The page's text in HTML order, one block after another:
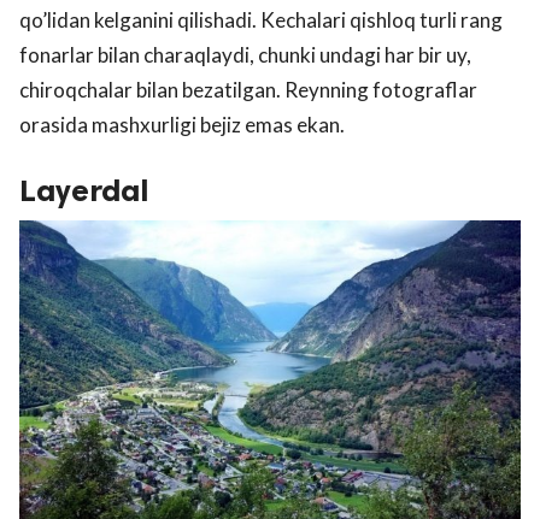
qo’lidan kelganini qilishadi. Kechalari qishloq turli rang
fonarlar bilan charaqlaydi, chunki undagi har bir uy,
chiroqchalar bilan bezatilgan. Reynning fotograflar
orasida mashxurligi bejiz emas ekan.
Layerdal